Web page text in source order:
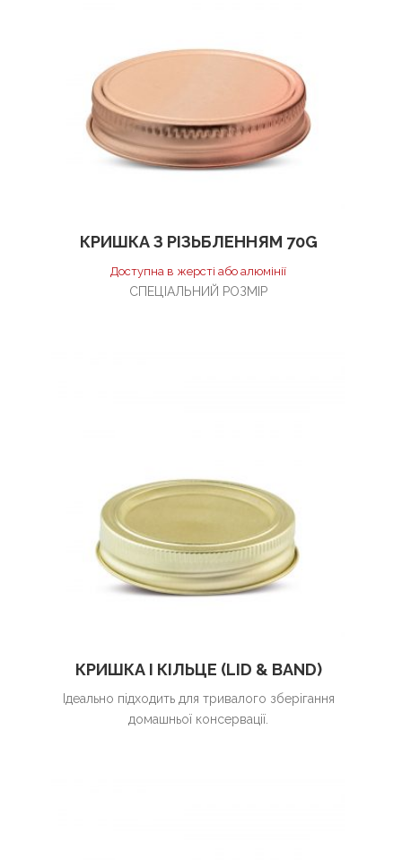
КРИШКА З РІЗЬБЛЕННЯМ 70G
Доступна в жерсті або алюмінії
СПЕЦІАЛЬНИЙ РОЗМІР
КРИШКА І КІЛЬЦЕ (LID & BAND)
Ідеально підходить для тривалого зберігання
домашньої консервації.